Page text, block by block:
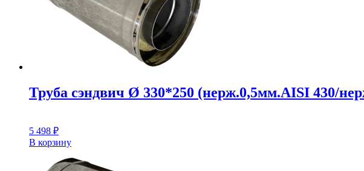
Труба сэндвич Ø 330*250 (нерж.0,5мм.AISI 430/
5 498 ₽
В корзину